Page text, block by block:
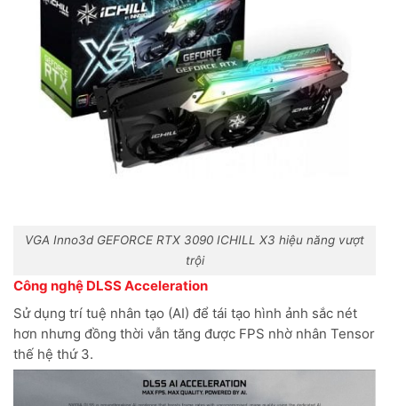
VGA Inno3d GEFORCE RTX 3090 ICHILL X3 hiệu năng vượt
trội
Công nghệ DLSS Acceleration
Sử dụng trí tuệ nhân tạo (AI) để tái tạo hình ảnh sắc nét
hơn nhưng đồng thời vẫn tăng được FPS nhờ nhân Tensor
thế hệ thứ 3.